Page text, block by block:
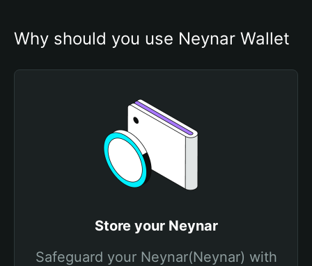
Why should you use Neynar Wallet
Store your Neynar
Safeguard your Neynar(Neynar) with